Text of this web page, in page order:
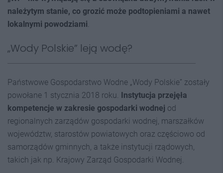
należytym stanie, co grozić może podtopieniami a nawet
lokalnymi powodziami.
„Wody Polskie” leją wodę?
Państwowe Gospodarstwo Wodne „Wody Polskie” zostały
powołane 1 stycznia 2018 roku. Instytucja przejęła
kompetencje w zakresie gospodarki wodnej od
regionalnych zarządów gospodarki wodnej, marszałków
województw, starostów powiatowych oraz częściowo od
samorządów gminnych, a także instytucji rządowych,
takich jak np. Krajowy Zarząd Gospodarki Wodnej.